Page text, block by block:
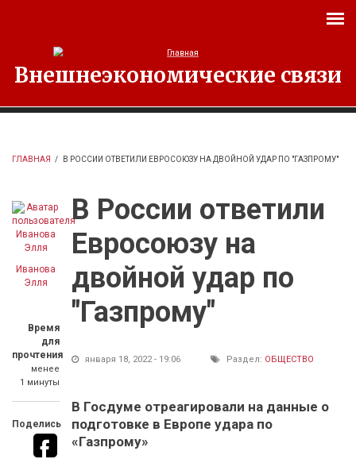
Внешнеэкономические связи
ГЛАВНАЯ / В РОССИИ ОТВЕТИЛИ ЕВРОСОЮЗУ НА ДВОЙНОЙ УДАР ПО "ГАЗПРОМУ"
Иванова
Элля
Время
для
прочтения
менее
1 минуты
Поделись
В России ответили
Евросоюзу на
двойной удар по
"Газпрому"
января 18, 2022 - 19:06 Раздел: ОБЩЕСТВО
В Госдуме отреагировали на данные о
подготовке в Европе удара по
«Газпрому»